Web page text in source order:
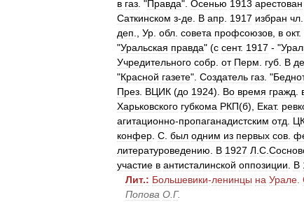
в газ . "Правда". Осенью 1913 арестован
Саткинском з-де В апр 1917 избран чл
деп
Ур обл совета профсоюзов в окт.
"Уральская правда" (с сент. 1917 - "
Учредительного собр от Перм губ В
"Красной газете". Создатель газ . "
През ВЦИК (до 1924). Во время гражд
Харьковского губкома РКП(б), Екат.
агитационно-пропаганадистским отд
конфер С был одним из первых сов
литературоведению
В 1927 Л С
участие в антисталинской оппозиции В
Лит.: Большевики-ленинцы на Урале
Попова О Г.